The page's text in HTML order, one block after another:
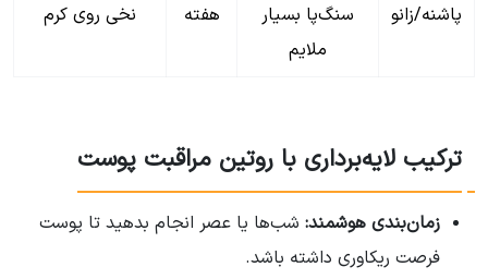
پاشنه/زانو
سنگ‌پا بسیار
ملایم
هفته
نخی روی کرم
ترکیب لایه‌برداری با روتین مراقبت پوست
زمان‌بندی هوشمند: شب‌ها یا عصر انجام بدهید تا پوست
فرصت ریکاوری داشته باشد.